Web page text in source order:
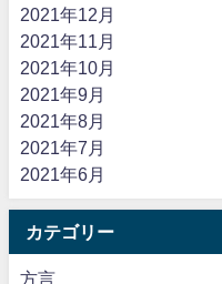
2021年12月
2021年11月
2021年10月
2021年9月
2021年8月
2021年7月
2021年6月
カテゴリー
方言